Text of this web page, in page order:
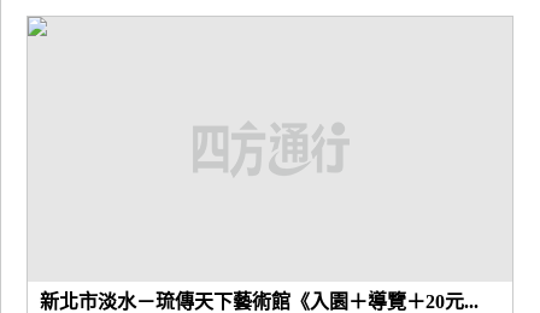
廠
劃
新北市淡水－琉傳天下藝術館《入園＋導覽＋20元...